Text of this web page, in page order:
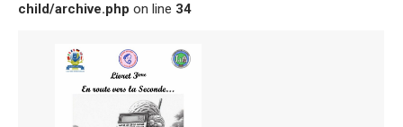
child/archive.php on line 34